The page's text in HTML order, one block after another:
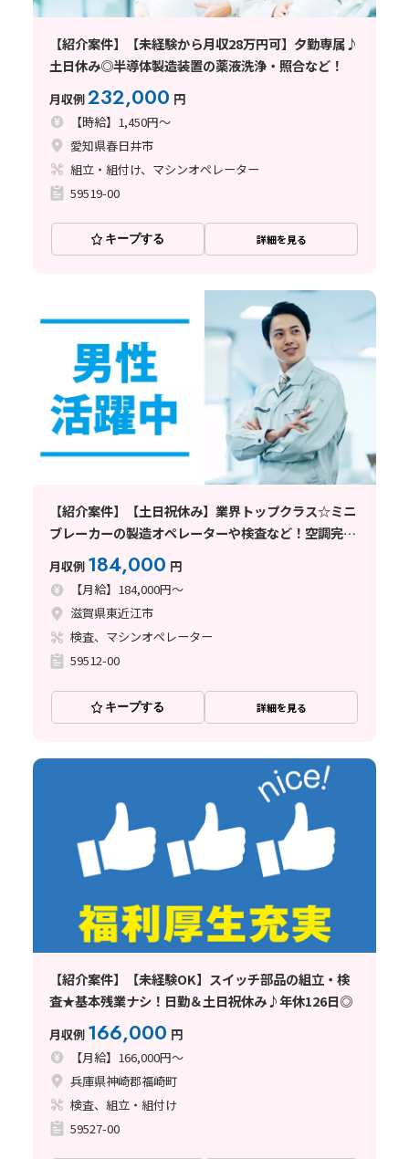
【紹介案件】【未経験から月収28万円可】夕勤専属♪
土日休み◎半導体製造装置の薬液洗浄・照合など！
月収例232,000 円
【時給】1,450円～
愛知県春日井市
組立・組付け、マシンオペレーター
59519-00
キープする 詳細を見る
【紹介案件】【土日祝休み】業界トップクラス☆ミニ
ブレーカーの製造オペレーターや検査など！空調完備
で快適◎
月収例 184,000 円
【月給】184,000円～
滋賀県東近江市
検査、マシンオペレーター
59512-00
キープする 詳細を見る
【紹介案件】【未経験OK】スイッチ部品の組立・検
査★基本残業ナシ！日勤＆土日祝休み♪年休126日◎
月収例 166,000 円
【月給】166,000円～
兵庫県神崎郡福崎町
検査、組立・組付け
59527-00